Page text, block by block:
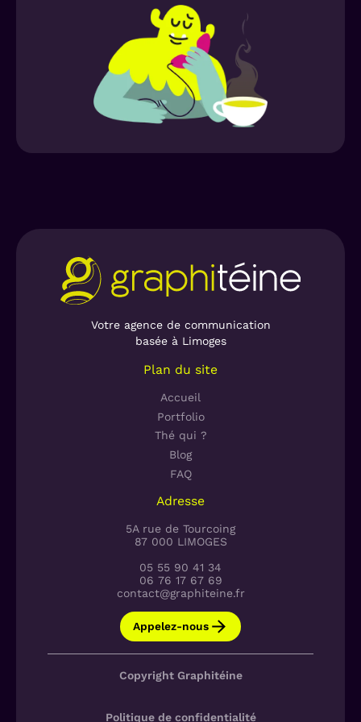
Votre agence de communication
basée à Limoges
Plan du site
Accueil
Portfolio
Thé qui ?
Blog
FAQ
Adresse
5A rue de Tourcoing
87 000 LIMOGES
05 55 90 41 34
06 76 17 67 69
contact@graphiteine.fr
Appelez-nous
Copyright Graphitéine
Politique de confidentialité